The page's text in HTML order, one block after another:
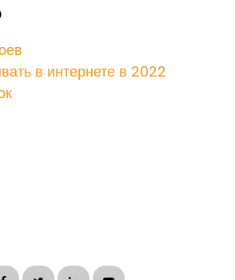
в интернете в 2022